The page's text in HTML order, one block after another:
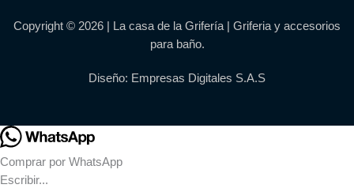
Copyright © 2026 | La casa de la Grifería | Griferia y accesorios
para baño.
Diseño: Empresas Digitales S.A.S
Comprar por WhatsApp
Escribir...